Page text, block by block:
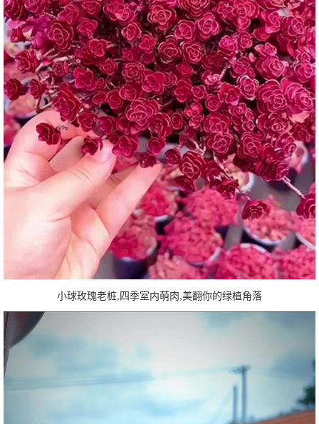
小球玫瑰老桩,四季室内萌肉,美翻你的绿植角落